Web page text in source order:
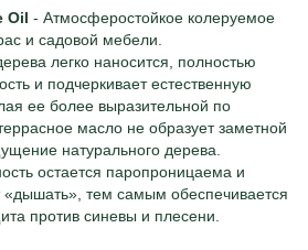
Oil - Атмосферостойкое колеруемое
и садовой мебели.
легко наносится, полностью
и подчеркивает естественную
ее более выразительной по
масло не образует заметной
натурального дерева.
остается паропроницаема и
«дышать», тем самым обеспечивается
против синевы и плесени.